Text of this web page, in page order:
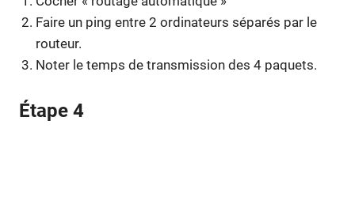
Faire un ping entre 2 ordinateurs séparés par le
routeur.
Noter le temps de transmission des 4 paquets.
Étape 4